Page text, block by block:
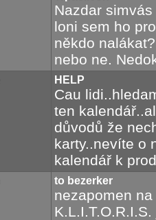
Nazdar
loni sem ho
někdo
nebo ne.
HELP
Cau
ten
důvodů že
karty..nevíte o
kalendář k
to bezerker
nezapomen